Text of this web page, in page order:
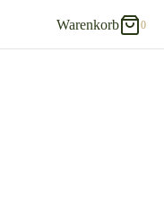
Warenkorb 0